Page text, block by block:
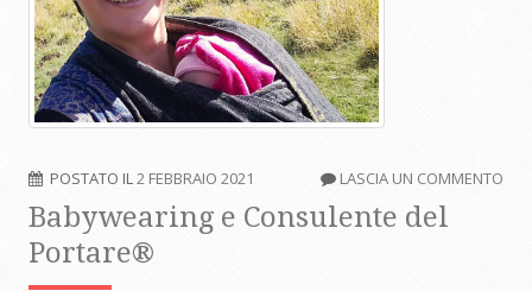
POSTATO IL 2 FEBBRAIO 2021 LASCIA UN COMMENTO
Babywearing e Consulente del
Portare®